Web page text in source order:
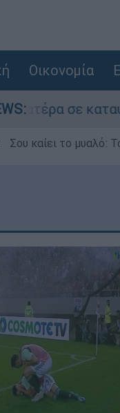
Οικονομία
στον
Σου καίει το μυαλό: